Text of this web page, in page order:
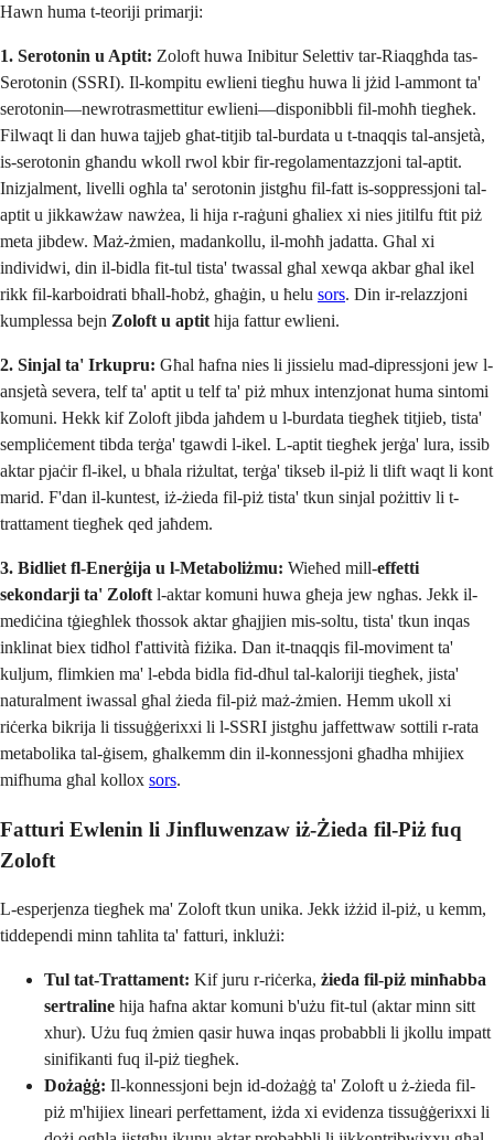
Hawn huma t-teoriji primarji:
1. Serotonin u Aptit: Zoloft huwa Inibitur Selettiv tar-Riaqgħda tas-
Serotonin (SSRI). Il-kompitu ewlieni tiegħu huwa li jżid l-ammont ta'
serotonin—newrotrasmettitur ewlieni—disponibbli fil-moħħ tiegħek.
Filwaqt li dan huwa tajjeb għat-titjib tal-burdata u t-tnaqqis tal-ansjetà,
is-serotonin għandu wkoll rwol kbir fir-regolamentazzjoni tal-aptit.
Inizjalment, livelli ogħla ta' serotonin jistgħu fil-fatt is-soppressjoni tal-
aptit u jikkawżaw nawżea, li hija r-raġuni għaliex xi nies jitilfu ftit piż
meta jibdew. Maż-żmien, madankollu, il-moħħ jadatta. Għal xi
individwi, din il-bidla fit-tul tista' twassal għal xewqa akbar għal ikel
rikk fil-karboidrati bħall-ħobż, għaġin, u ħelu sors. Din ir-relazzjoni
kumplessa bejn Zoloft u aptit hija fattur ewlieni.
2. Sinjal ta' Irkupru: Għal ħafna nies li jissielu mad-dipressjoni jew l-
ansjetà severa, telf ta' aptit u telf ta' piż mhux intenzjonat huma sintomi
komuni. Hekk kif Zoloft jibda jaħdem u l-burdata tiegħek titjieb, tista'
sempliċement tibda terġa' tgawdi l-ikel. L-aptit tiegħek jerġa' lura, issib
aktar pjaċir fl-ikel, u bħala riżultat, terġa' tikseb il-piż li tlift waqt li kont
marid. F'dan il-kuntest, iż-żieda fil-piż tista' tkun sinjal pożittiv li t-
trattament tiegħek qed jaħdem.
3. Bidliet fl-Enerġija u l-Metaboliżmu: Wieħed mill-effetti
sekondarji ta' Zoloft l-aktar komuni huwa għeja jew ngħas. Jekk il-
mediċina tġiegħlek tħossok aktar għajjien mis-soltu, tista' tkun inqas
inklinat biex tidħol f'attività fiżika. Dan it-tnaqqis fil-moviment ta'
kuljum, flimkien ma' l-ebda bidla fid-dħul tal-kaloriji tiegħek, jista'
naturalment iwassal għal żieda fil-piż maż-żmien. Hemm ukoll xi
riċerka bikrija li tissuġġerixxi li l-SSRI jistgħu jaffettwaw sottili r-rata
metabolika tal-ġisem, għalkemm din il-konnessjoni għadha mhijiex
mifhuma għal kollox sors.
Fatturi Ewlenin li Jinfluwenzaw iż-Żieda fil-Piż fuq
Zoloft
L-esperjenza tiegħek ma' Zoloft tkun unika. Jekk iżżid il-piż, u kemm,
tiddependi minn taħlita ta' fatturi, inklużi:
Tul tat-Trattament: Kif juru r-riċerka, żieda fil-piż minħabba
sertraline hija ħafna aktar komuni b'użu fit-tul (aktar minn sitt
xhur). Użu fuq żmien qasir huwa inqas probabbli li jkollu impatt
sinifikanti fuq il-piż tiegħek.
Dożaġġ: Il-konnessjoni bejn id-dożaġġ ta' Zoloft u ż-żieda fil-
piż m'hijiex lineari perfettament, iżda xi evidenza tissuġġerixxi li